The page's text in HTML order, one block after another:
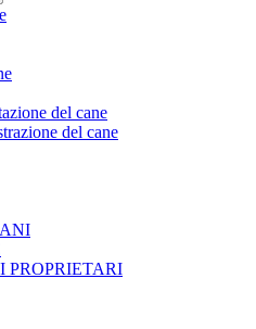
del cane
del cane
PROPRIETARI